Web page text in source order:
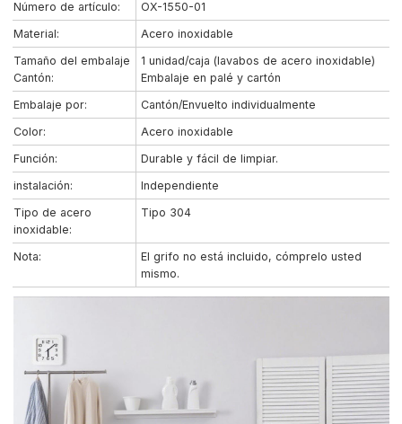
Número de artículo:
OX-1550-01
Material:
Acero inoxidable
Tamaño del embalaje
Cantón:
1 unidad/caja (lavabos de acero inoxidable)
Embalaje en palé y cartón
Embalaje por:
Cantón/Envuelto individualmente
Color:
Acero inoxidable
Función:
Durable y fácil de limpiar.
instalación:
Independiente
Tipo de acero
inoxidable:
Tipo 304
Nota:
El grifo no está incluido, cómprelo usted
mismo.